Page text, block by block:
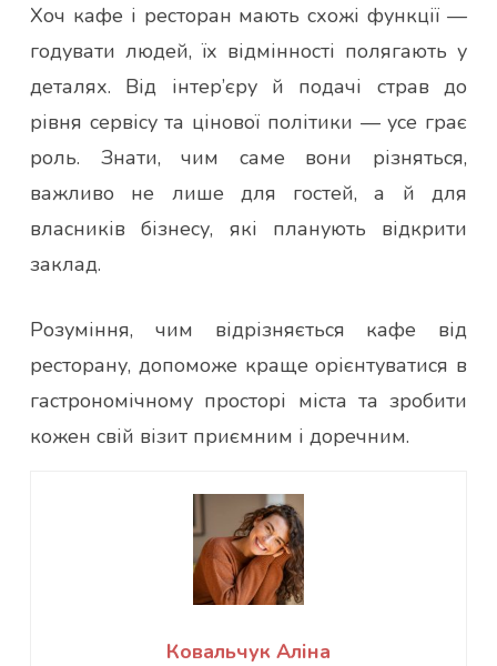
Хоч кафе і ресторан мають схожі функції —
годувати людей, їх відмінності полягають у
деталях. Від інтер’єру й подачі страв до
рівня сервісу та цінової політики — усе грає
роль. Знати, чим саме вони різняться,
важливо не лише для гостей, а й для
власників бізнесу, які планують відкрити
заклад.
Розуміння, чим відрізняється кафе від
ресторану, допоможе краще орієнтуватися в
гастрономічному просторі міста та зробити
кожен свій візит приємним і доречним.
Ковальчук Аліна